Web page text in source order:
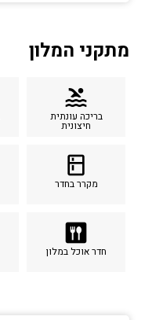
מתקני המלון
pool
בריכה עונתית
חיצונית
kitchen
מקרר בחדר
dining
חדר אוכל במלון